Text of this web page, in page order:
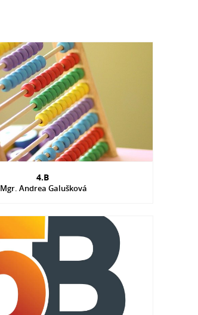
4.B
Mgr. Andrea Galušková